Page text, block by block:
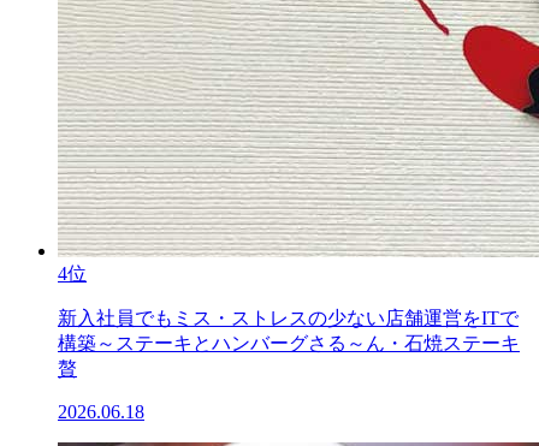
4位
新入社員でもミス・ストレスの少ない店舗運営をITで
構築～ステーキとハンバーグさる～ん・石焼ステーキ
贅
2026.06.18